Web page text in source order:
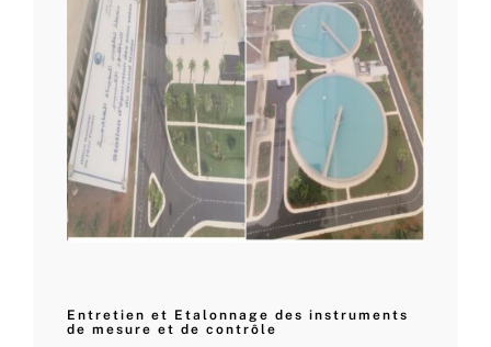
Entretien et Etalonnage des instruments
de mesure et de contrôle